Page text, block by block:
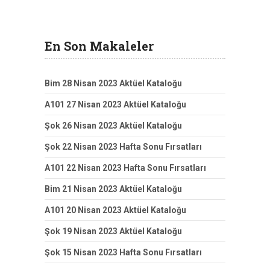
En Son Makaleler
Bim 28 Nisan 2023 Aktüel Kataloğu
A101 27 Nisan 2023 Aktüel Kataloğu
Şok 26 Nisan 2023 Aktüel Kataloğu
Şok 22 Nisan 2023 Hafta Sonu Fırsatları
A101 22 Nisan 2023 Hafta Sonu Fırsatları
Bim 21 Nisan 2023 Aktüel Kataloğu
A101 20 Nisan 2023 Aktüel Kataloğu
Şok 19 Nisan 2023 Aktüel Kataloğu
Şok 15 Nisan 2023 Hafta Sonu Fırsatları